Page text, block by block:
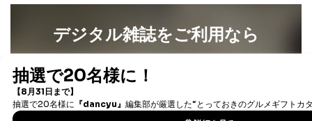
等をご利用の方の
サービス、キャンペーン等の広告
7
SNS公式アカウン
トに登録された方
の個人情報
当社のサービス利用状況の把握お
よびその分析のため
処、オペレーター教育など応対品
質向上のため
その他当社のプライバシーポリシ
ー等にて公表する利用目的達成の
デジタル雑誌をご利用なら
書籍）が無料で読み放題！